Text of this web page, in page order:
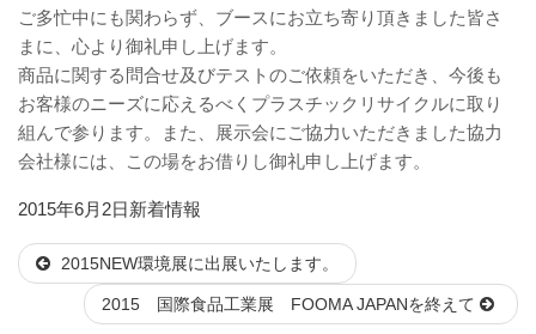
ご多忙中にも関わらず、ブースにお立ち寄り頂きました皆さ
まに、心より御礼申し上げます。
商品に関する問合せ及びテストのご依頼をいただき、今後も
お客様のニーズに応えるべくプラスチックリサイクルに取り
組んで参ります。また、展示会にご協力いただきました協力
会社様には、この場をお借りし御礼申し上げます。
投
日:
2015年6月2日カ
ゴ
リ
ー
新着情報
2015NEW環境展に出展いたします。
2015 国際食品工業展 FOOMA JAPANを終えて